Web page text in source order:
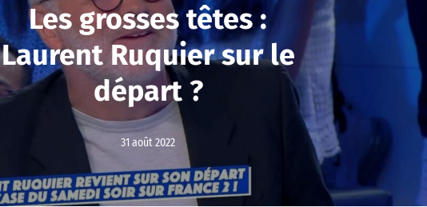
Les grosses têtes :
Laurent Ruquier sur le
départ ?
31 août 2022